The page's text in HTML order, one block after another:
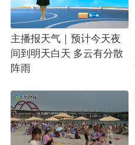
主播报天气｜预计今天夜
间到明天白天 多云有分散
阵雨